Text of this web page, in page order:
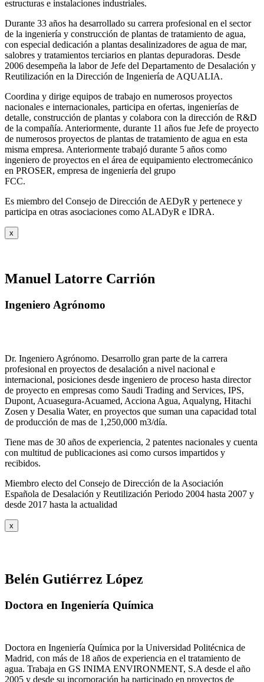
estructuras e instalaciones industriales.
Durante 33 años ha desarrollado su carrera profesional en el sector
de la ingeniería y construcción de plantas de tratamiento de agua,
con especial dedicación a plantas desalinizadores de agua de mar,
salobres y tratamientos terciarios en plantas depuradoras. Desde
2006 desempeña la labor de Jefe del Departamento de Desalación y
Reutilización en la Dirección de Ingeniería de AQUALIA.
Coordina y dirige equipos de trabajo en numerosos proyectos
nacionales e internacionales, participa en ofertas, ingenierías de
detalle, construcción de plantas y colabora con la dirección de R&D
de la compañía. Anteriormente, durante 11 años fue Jefe de proyecto
de numerosos proyectos de plantas de tratamiento de agua en esta
misma empresa. Anteriormente trabajó durante 5 años como
ingeniero de proyectos en el área de equipamiento electromecánico
en PROSER, empresa de ingeniería del grupo
FCC.
Es miembro del Consejo de Dirección de AEDyR y pertenece y
participa en otras asociaciones como ALADyR e IDRA.
x
Manuel Latorre Carrión
Ingeniero Agrónomo
Dr. Ingeniero Agrónomo. Desarrollo gran parte de la carrera
profesional en proyectos de desalación a nivel nacional e
internacional, posiciones desde ingeniero de proceso hasta director
de proyecto en empresas como Saudi Trading and Services, IPS,
Dupont, Acuasegura-Acuamed, Acciona Agua, Aqualyng, Hitachi
Zosen y Desalia Water, en proyectos que suman una capacidad total
de producción de mas de 1,250,000 m3/día.
Tiene mas de 30 años de experiencia, 2 patentes nacionales y cuenta
con multitud de publicaciones asi como cursos impartidos y
recibidos.
Miembro electo del Consejo de Dirección de la Asociación
Española de Desalación y Reutilización Periodo 2004 hasta 2007 y
desde 2017 hasta la actualidad
x
Belén Gutiérrez López
Doctora en Ingeniería Química
Doctora en Ingeniería Química por la Universidad Politécnica de
Madrid, con más de 18 años de experiencia en el tratamiento de
agua. Trabaja en GS INIMA ENVIRONMENT, S.A desde el año
2005 y desde su incorporación ha participado en proyectos de